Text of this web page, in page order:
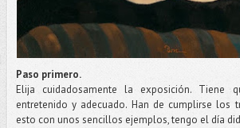
Paso primero.
Elija cuidadosamente la exposición. Tiene
entretenido y adecuado. Han de cumplirse los
esto con unos sencillos ejemplos, tengo el día